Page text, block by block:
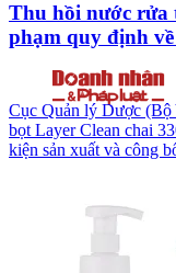
Thu hồi nước rửa
phạm quy định
Cục Quản lý Dược (Bộ
bọt Layer Clean chai
kiện sản xuất và công